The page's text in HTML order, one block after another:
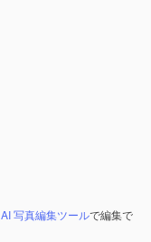
AI 写真編集ツールで編集で